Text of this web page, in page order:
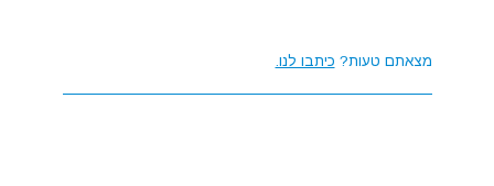
מצאתם טעות? כיתבו לנו.